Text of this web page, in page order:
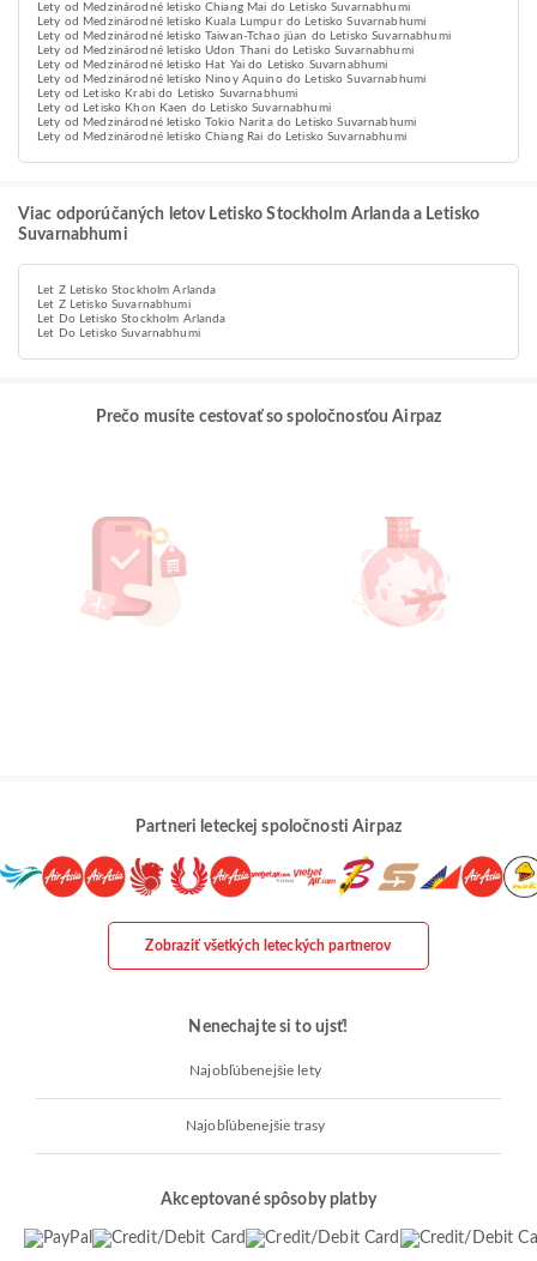
Lety od Medzinárodné letisko Chiang Mai do Letisko Suvarnabhumi
Lety od Medzinárodné letisko Kuala Lumpur do Letisko Suvarnabhumi
Lety od Medzinárodné letisko Taiwan-Tchao jüan do Letisko Suvarnabhumi
Lety od Medzinárodné letisko Udon Thani do Letisko Suvarnabhumi
Lety od Medzinárodné letisko Hat Yai do Letisko Suvarnabhumi
Lety od Medzinárodné letisko Ninoy Aquino do Letisko Suvarnabhumi
Lety od Letisko Krabi do Letisko Suvarnabhumi
Lety od Letisko Khon Kaen do Letisko Suvarnabhumi
Lety od Medzinárodné letisko Tokio Narita do Letisko Suvarnabhumi
Lety od Medzinárodné letisko Chiang Rai do Letisko Suvarnabhumi
Viac odporúčaných letov Letisko Stockholm Arlanda a Letisko
Suvarnabhumi
Let Z Letisko Stockholm Arlanda
Let Z Letisko Suvarnabhumi
Let Do Letisko Stockholm Arlanda
Let Do Letisko Suvarnabhumi
Prečo musíte cestovať so spoločnosťou Airpaz
Partneri leteckej spoločnosti Airpaz
Zobraziť všetkých leteckých partnerov
Nenechajte si to ujsť!
Najobľúbenejšie lety
Najobľúbenejšie trasy
Akceptované spôsoby platby